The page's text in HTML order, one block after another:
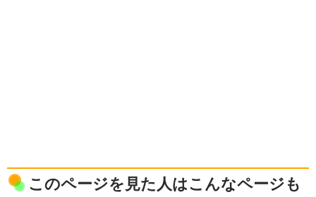
このページを見た人はこんなページも